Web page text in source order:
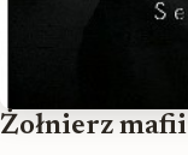
Żołnierz mafii